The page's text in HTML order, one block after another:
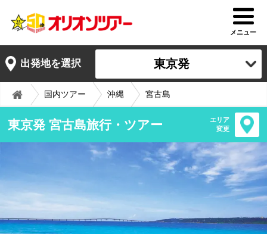
メニュー
出発地を選択 東京発
国内ツアー 沖縄 宮古島
東京発 宮古島旅行・ツアー
エリア
変更